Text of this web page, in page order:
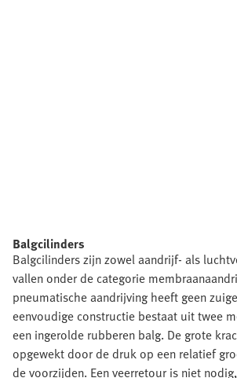
Balgcilinders
Balgcilinders zijn zowel aandrijf- als
vallen onder de categorie
pneumatische aandrijving heeft geen
eenvoudige constructie bestaat uit twee
een ingerolde rubberen balg. De grote
opgewekt door de druk op een relatief
de voorzijden. Een veerretour is niet